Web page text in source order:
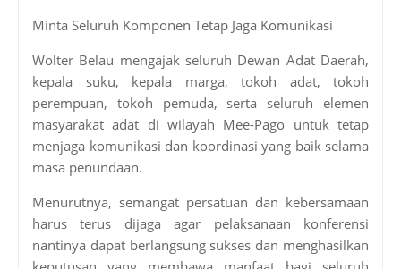
Minta Seluruh Komponen Tetap Jaga Komunikasi
Wolter Belau mengajak seluruh Dewan Adat Daerah,
kepala suku, kepala marga, tokoh adat, tokoh
perempuan, tokoh pemuda, serta seluruh elemen
masyarakat adat di wilayah Mee-Pago untuk tetap
menjaga komunikasi dan koordinasi yang baik selama
masa penundaan.
Menurutnya, semangat persatuan dan kebersamaan
harus terus dijaga agar pelaksanaan konferensi
nantinya dapat berlangsung sukses dan menghasilkan